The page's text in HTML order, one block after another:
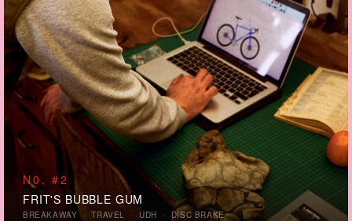
N0. #2
FRIT'S BUBBLE GUM
BREAKAWAY · TRAVEL · UDH · DISC BRAKE